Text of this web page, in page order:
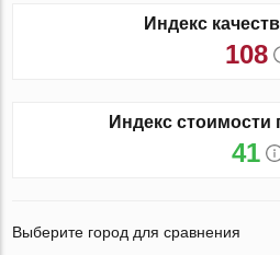
Индекс
108
Индекс стоимости
41
Выберите город для сравнения